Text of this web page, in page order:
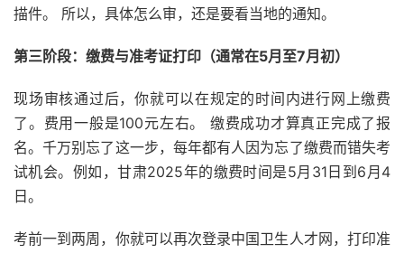
描件。 所以，具体怎么审，还是要看当地的通知。
第三阶段：缴费与准考证打印（通常在5月至7月初）
现场审核通过后，你就可以在规定的时间内进行网上缴费
了。费用一般是100元左右。 缴费成功才算真正完成了报
名。千万别忘了这一步，每年都有人因为忘了缴费而错失考
试机会。例如，甘肃2025年的缴费时间是5月31日到6月4
日。
考前一到两周，你就可以再次登录中国卫生人才网，打印准